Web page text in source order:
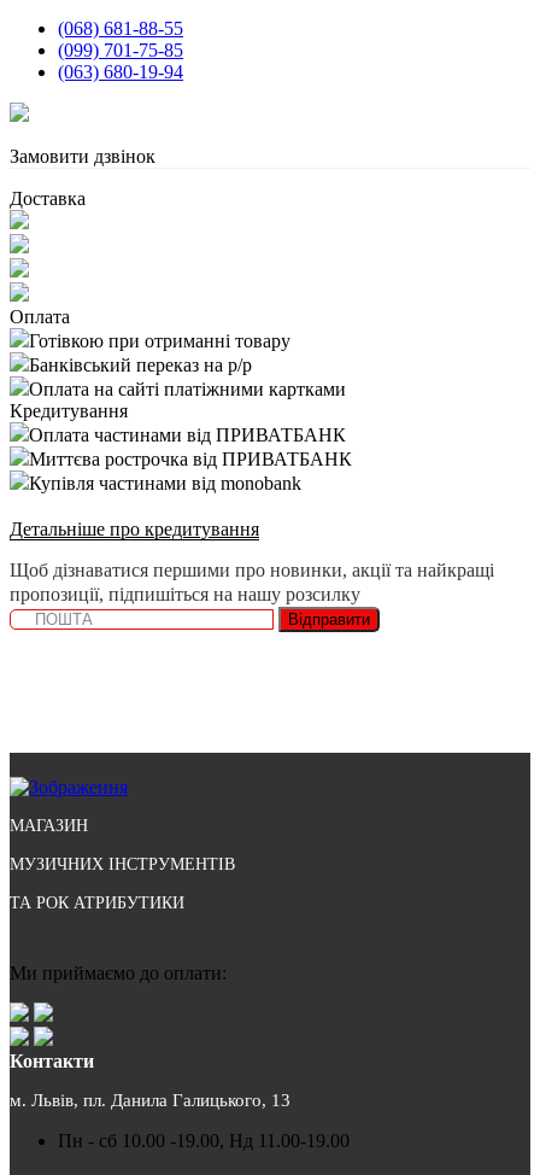
(068) 681-88-55
(099) 701-75-85
(063) 680-19-94
Замовити дзвінок
Доставка
Оплата
Готівкою при отриманні товару
Банківський переказ на р/р
Оплата на сайті платіжними картками
Кредитування
Оплата частинами від ПРИВАТБАНК
Миттєва рострочка від ПРИВАТБАНК
Купівля частинами від monobank
Детальніше про кредитування
Щоб дізнаватися першими про новинки, акції та найкращі
пропозиції, підпишіться на нашу розсилку
Відправити
МАГАЗИН
МУЗИЧНИХ ІНСТРУМЕНТІВ
ТА РОК АТРИБУТИКИ
Ми приймаємо до оплати:
Контакти
м. Львів, пл. Данила Галицького, 13
Пн - сб 10.00 -19.00, Нд 11.00-19.00